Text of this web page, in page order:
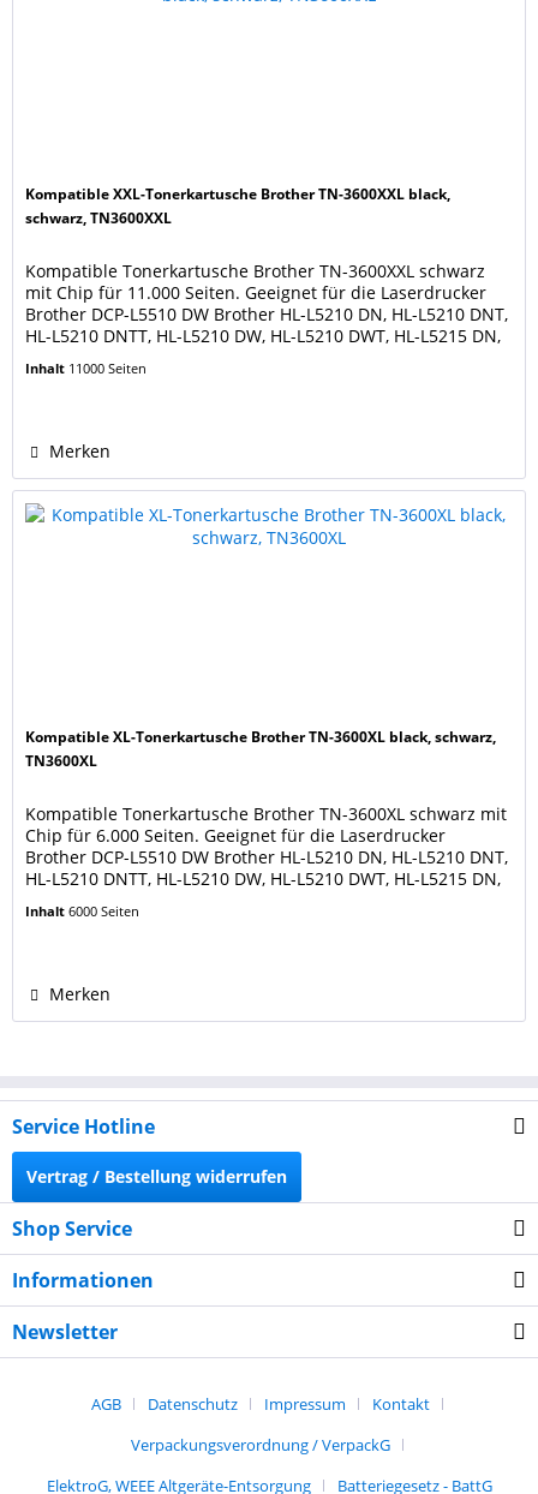
Kompatible XXL-Tonerkartusche Brother TN-3600XXL black,
schwarz, TN3600XXL
Kompatible Tonerkartusche Brother TN-3600XXL schwarz
mit Chip für 11.000 Seiten. Geeignet für die Laserdrucker
Brother DCP-L5510 DW Brother HL-L5210 DN, HL-L5210 DNT,
HL-L5210 DNTT, HL-L5210 DW, HL-L5210 DWT, HL-L5215 DN,
Brother MFC EX 910 Brother MFC-L5710 DN, MFC-L5710 DW,
Inhalt 11000 Seiten
Merken
Kompatible XL-Tonerkartusche Brother TN-3600XL black, schwarz,
TN3600XL
Kompatible Tonerkartusche Brother TN-3600XL schwarz mit
Chip für 6.000 Seiten. Geeignet für die Laserdrucker
Brother DCP-L5510 DW Brother HL-L5210 DN, HL-L5210 DNT,
HL-L5210 DNTT, HL-L5210 DW, HL-L5210 DWT, HL-L5215 DN,
Brother MFC EX 910 Brother MFC-L5710 DN, MFC-L5710 DW,
Inhalt6000 Seiten
Merken
Service Hotline
Vertrag / Bestellung widerrufen
Shop Service
Informationen
Newsletter
AGB Datenschutz Impressum
Kontakt
Verpackungsverordnung / VerpackG
ElektroG, WEEE Altgeräte-Entsorgung
Batteriegesetz - BattG